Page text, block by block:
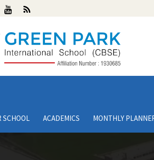
SCHOOL ACADEMICS MONTHLY